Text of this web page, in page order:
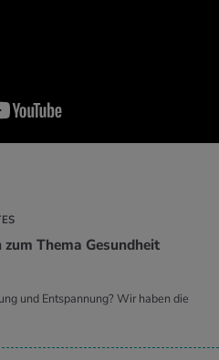
zum Thema Ge­sund­heit
und Entspannung? Wir haben die